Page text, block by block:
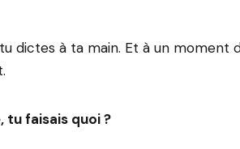
dictes à ta main. Et à un moment
tu faisais quoi ?